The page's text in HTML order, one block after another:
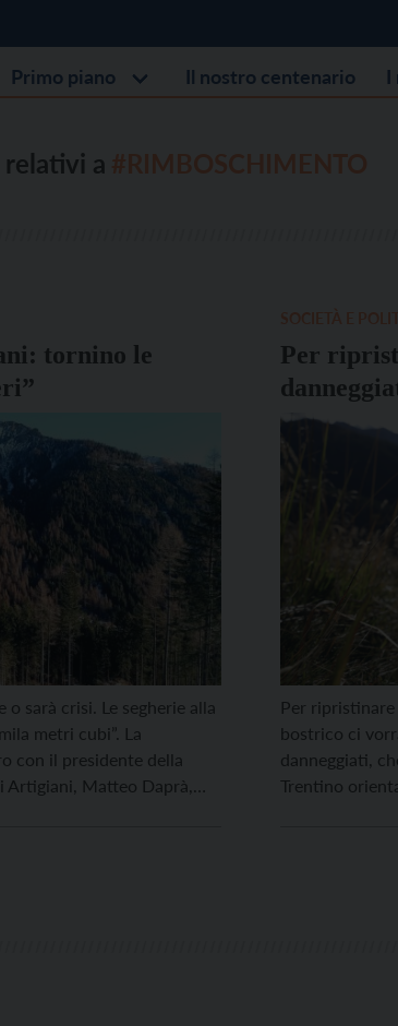
Primo piano Il nostro centenario I
a
tornino le
o sarà crisi. Le segherie alla
metri cubi”. La
con il presidente della
Artigiani, Matteo Daprà,
Per
ci
Per ripristinare
bostrico ci
danneggiati,
Trentino